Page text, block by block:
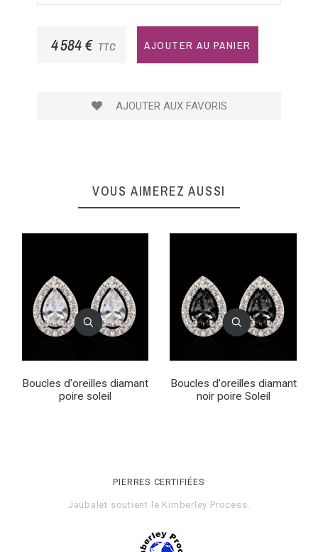
4 584 € TTC AJOUTER AU PANIER
AJOUTER AUX FAVORIS
VOUS AIMEREZ AUSSI
Boucles d'oreilles diamant
poire soleil
Boucles d'oreilles diamant
noir poire Soleil
PIERRES CERTIFIÉES
Jaubalet soutient le Kimberley Process.